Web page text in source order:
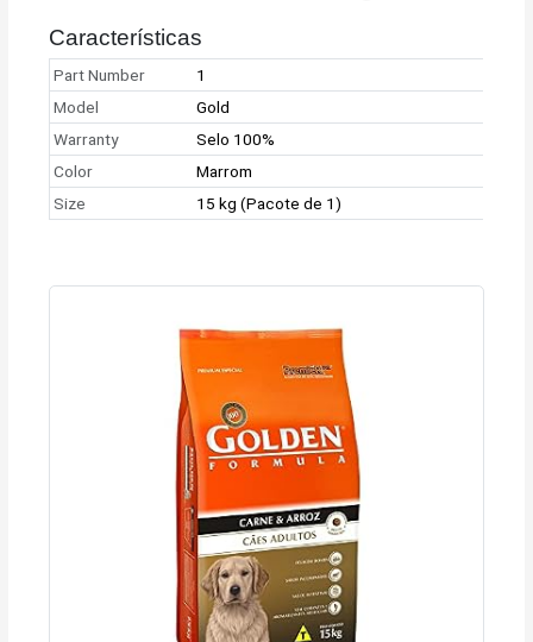
Características
Part Number
1
Model
Gold
Warranty
Selo 100%
Color
Marrom
Size
15 kg (Pacote de 1)